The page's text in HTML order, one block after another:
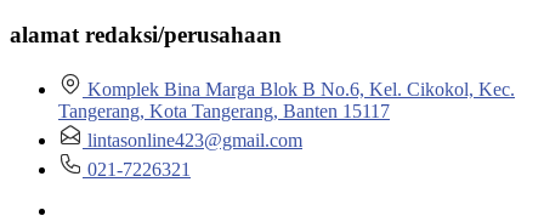
alamat redaksi/perusahaan
Komplek Bina Marga Blok B No.6, Kel. Cikokol, Kec.
Tangerang, Kota Tangerang, Banten 15117
lintasonline423@gmail.com
021-7226321